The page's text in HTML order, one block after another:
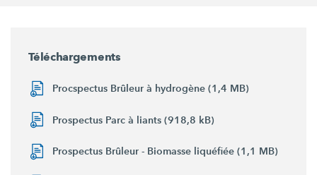
Téléchargements
Procspectus Brûleur à hydrogène (1,4 MB)
Prospectus Parc à liants (918,8 kB)
Prospectus Brûleur - Biomasse liquéfiée (1,1 MB)